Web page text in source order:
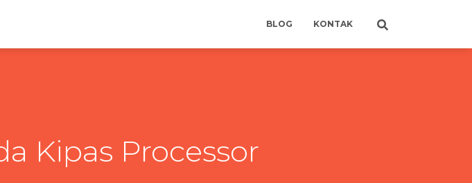
BLOG KONTAK
Kipas Processor